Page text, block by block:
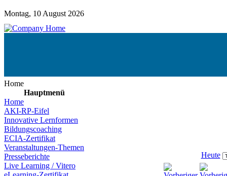
Montag, 10 August 2026
Home
Hauptmenü
Home
AKI-RP-Eifel
Innovative Lernformen
Bildungscoaching
ECIA-Zertifikat
Veranstaltungen-Themen
Presseberichte
Live Learning / Vitero
Heute